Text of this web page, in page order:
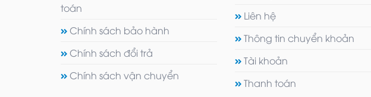
toán
Chính sách bảo hành
Chính sách đổi trả
Chính sách vận chuyển
Liên hệ
Thông tin chuyển khoản
Tài khoản
Thanh toán